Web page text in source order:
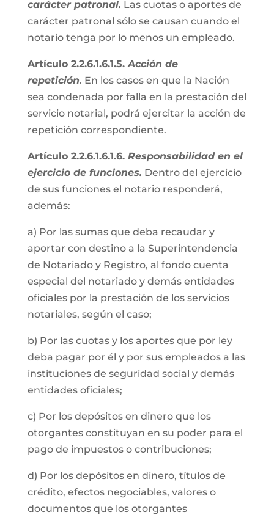
carácter patronal. Las cuotas o aportes de
carácter patronal sólo se causan cuando el
notario tenga por lo menos un empleado.
Artículo 2.2.6.1.6.1.5.Acción de
repetición. En los casos en que la Nación
sea condenada por falla en la prestación del
servicio notarial, podrá ejercitar la acción de
repetición correspondiente.
Artículo 2.2.6.1.6.1.6. Responsabilidad en el
ejercicio de funciones. Dentro del ejercicio
de sus funciones el notario responderá,
además:
a) Por las sumas que deba recaudar y
aportar con destino a la Superintendencia
de Notariado y Registro, al fondo cuenta
especial del notariado y demás entidades
oficiales por la prestación de los servicios
notariales, según el caso;
b) Por las cuotas y los aportes que por ley
deba pagar por él y por sus empleados a las
instituciones de seguridad social y demás
entidades oficiales;
c) Por los depósitos en dinero que los
otorgantes constituyan en su poder para el
pago de impuestos o contribuciones;
d) Por los depósitos en dinero, títulos de
crédito, efectos negociables, valores o
documentos que los otorgantes